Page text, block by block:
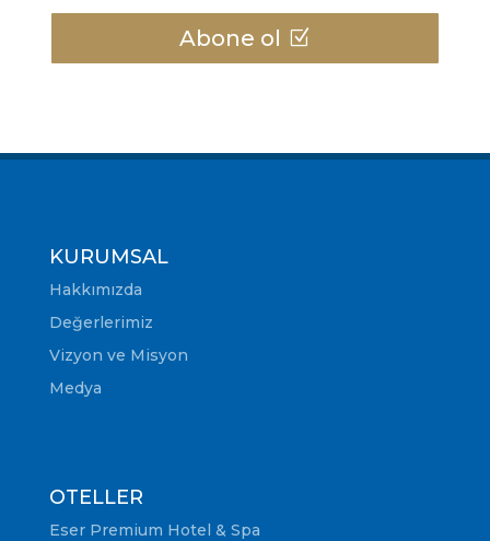
Abone ol
KURUMSAL
Hakkımızda
Değerlerimiz
Vizyon ve Misyon
Medya
OTELLER
Eser Premium Hotel & Spa